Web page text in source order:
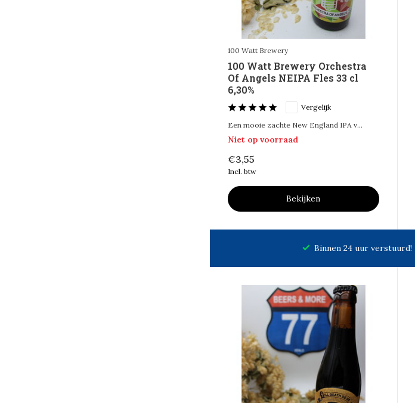
100 Watt Brewery
100 Watt Brewery Orchestra
Of Angels NEIPA Fles 33 cl
6,30%
Vergelijk
Een mooie zachte New England IPA v...
Niet op voorraad
€3,55
Incl. btw
Bekijken
Binnen 24 uur verstuurd!